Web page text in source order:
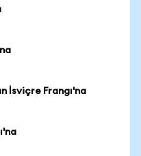
İsviçre Frangı'na